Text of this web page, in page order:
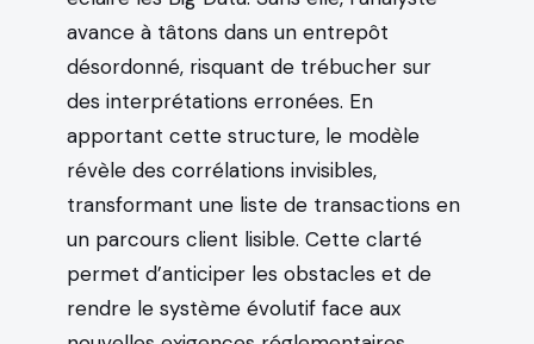
avance à tâtons dans un entrepôt
désordonné, risquant de trébucher sur
des interprétations erronées. En
apportant cette structure, le modèle
révèle des corrélations invisibles,
transformant une liste de transactions en
un parcours client lisible. Cette clarté
permet d’anticiper les obstacles et de
rendre le système évolutif face aux